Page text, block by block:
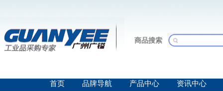
商品搜索
首页 品牌导航 产品中心 资讯中心